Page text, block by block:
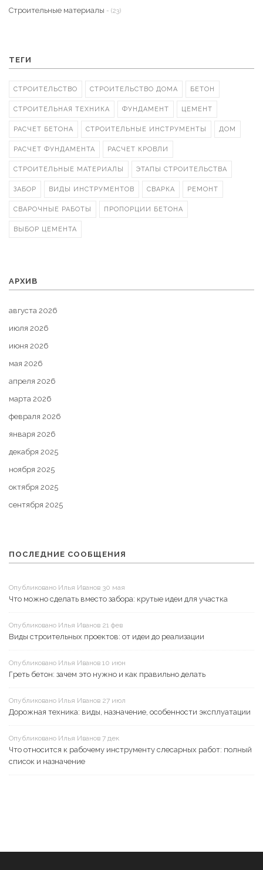
Строительные материалы - (23)
ТЕГИ
СТРОИТЕЛЬСТВО СТРОИТЕЛЬСТВО ДОМА БЕТОН
СТРОИТЕЛЬНАЯ ТЕХНИКА ФУНДАМЕНТ ЦЕМЕНТ
РАСЧЕТ БЕТОНА СТРОИТЕЛЬНЫЕ ИНСТРУМЕНТЫ ДОМ
РАСЧЕТ ФУНДАМЕНТА РАСЧЕТ КРОВЛИ
СТРОИТЕЛЬНЫЕ МАТЕРИАЛЫ ЭТАПЫ СТРОИТЕЛЬСТВА
ЗАБОР ВИДЫ ИНСТРУМЕНТОВ СВАРКА РЕМОНТ
СВАРОЧНЫЕ РАБОТЫ ПРОПОРЦИИ БЕТОНА
ВЫБОР ЦЕМЕНТА
АРХИВ
августа 2026
июля 2026
июня 2026
мая 2026
апреля 2026
марта 2026
февраля 2026
января 2026
декабря 2025
ноября 2025
октября 2025
сентября 2025
ПОСЛЕДНИЕ СООБЩЕНИЯ
Опубликовано Илья Иванов 30 мая
Что можно сделать вместо забора: крутые идеи для участка
Опубликовано Илья Иванов 21 фев
Виды строительных проектов: от идеи до реализации
Опубликовано Илья Иванов 10 июн
Греть бетон: зачем это нужно и как правильно делать
Опубликовано Илья Иванов 27 июл
Дорожная техника: виды, назначение, особенности эксплуатации
Опубликовано Илья Иванов 7 дек
Что относится к рабочему инструменту слесарных работ: полный
список и назначение